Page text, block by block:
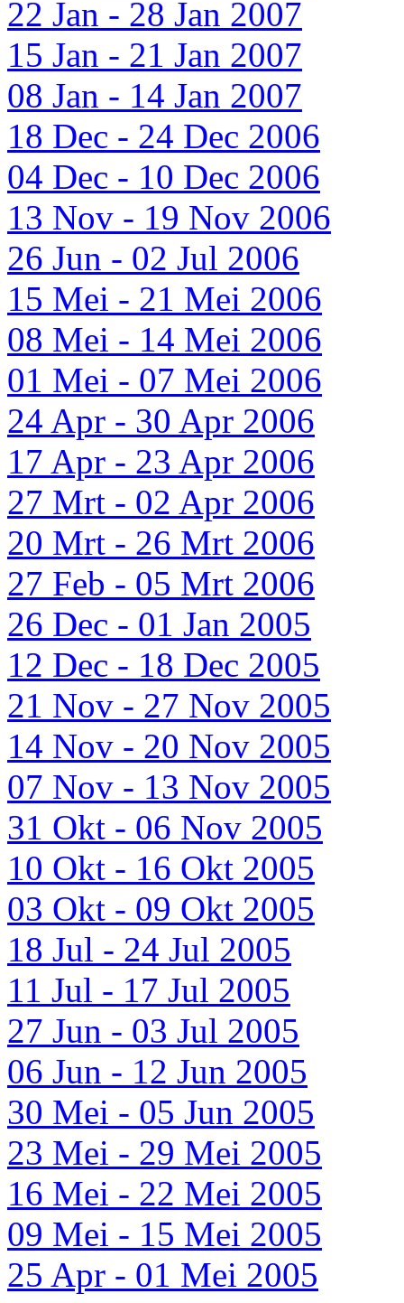
22 Jan - 28 Jan 2007
15 Jan - 21 Jan 2007
08 Jan - 14 Jan 2007
18 Dec - 24 Dec 2006
04 Dec - 10 Dec 2006
13 Nov - 19 Nov 2006
26 Jun - 02 Jul 2006
15 Mei - 21 Mei 2006
08 Mei - 14 Mei 2006
01 Mei - 07 Mei 2006
24 Apr - 30 Apr 2006
17 Apr - 23 Apr 2006
27 Mrt - 02 Apr 2006
20 Mrt - 26 Mrt 2006
27 Feb - 05 Mrt 2006
26 Dec - 01 Jan 2005
12 Dec - 18 Dec 2005
21 Nov - 27 Nov 2005
14 Nov - 20 Nov 2005
07 Nov - 13 Nov 2005
31 Okt - 06 Nov 2005
10 Okt - 16 Okt 2005
03 Okt - 09 Okt 2005
18 Jul - 24 Jul 2005
11 Jul - 17 Jul 2005
27 Jun - 03 Jul 2005
06 Jun - 12 Jun 2005
30 Mei - 05 Jun 2005
23 Mei - 29 Mei 2005
16 Mei - 22 Mei 2005
09 Mei - 15 Mei 2005
25 Apr - 01 Mei 2005